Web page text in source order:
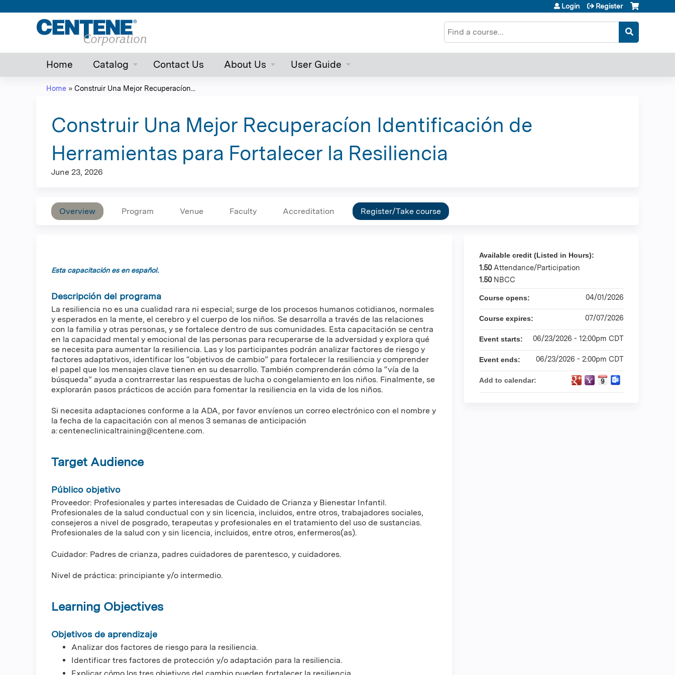
Search
Login Register
Home Catalog Contact Us About Us User Guide
are
here
Home » Construir Una Mejor Recuperacíon...
Construir Una Mejor Recuperacíon Identificación de
Herramientas para Fortalecer la Resiliencia
June 23, 2026
Overview Program Venue Faculty Accreditation Register/Take course
Esta capacitación es en español.
Descripción del programa
La resiliencia no es una cualidad rara ni especial; surge de los procesos humanos cotidianos, normales
y esperados en la mente, el cerebro y el cuerpo de los niños. Se desarrolla a través de las relaciones
con la familia y otras personas, y se fortalece dentro de sus comunidades. Esta capacitación se centra
en la capacidad mental y emocional de las personas para recuperarse de la adversidad y explora qué
se necesita para aumentar la resiliencia. Las y los participantes podrán analizar factores de riesgo y
factores adaptativos, identificar los “objetivos de cambio” para fortalecer la resiliencia y comprender
el papel que los mensajes clave tienen en su desarrollo. También comprenderán cómo la “vía de la
búsqueda” ayuda a contrarrestar las respuestas de lucha o congelamiento en los niños. Finalmente, se
explorarán pasos prácticos de acción para fomentar la resiliencia en la vida de los niños.
Si necesita adaptaciones conforme a la ADA, por favor envíenos un correo electrónico con el nombre y
la fecha de la capacitación con al menos 3 semanas de anticipación
a:centeneclinicaltraining@centene.com.
Target Audience
Público objetivo
Proveedor: Profesionales y partes interesadas de Cuidado de Crianza y Bienestar Infantil.
Profesionales de la salud conductual con y sin licencia, incluidos, entre otros, trabajadores sociales,
consejeros a nivel de posgrado, terapeutas y profesionales en el tratamiento del uso de sustancias.
Profesionales de la salud con y sin licencia, incluidos, entre otros, enfermeros(as).
Cuidador: Padres de crianza, padres cuidadores de parentesco, y cuidadores.
Nivel de práctica: principiante y/o intermedio.
Learning Objectives
Objetivos de aprendizaje
Analizar dos factores de riesgo para la resiliencia.
Identificar tres factores de protección y/o adaptación para la resiliencia.
Available credit (Listed in Hours):
1.50 Attendance/Participation
1.50 NBCC
Course opens: 04/01/2026
Course expires: 07/07/2026
Event starts: 06/23/2026 - 12:00pm CDT
Event ends: 06/23/2026 - 2:00pm CDT
Add to calendar: